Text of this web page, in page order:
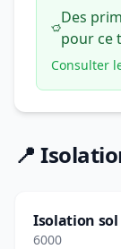
Des
pour ce
Consulter
📍
Isolation
6000